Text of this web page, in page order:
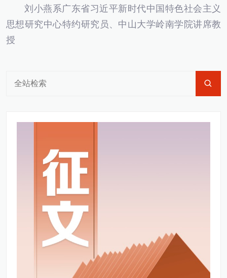
刘小燕系广东省习近平新时代中国特色社会主义
思想研究中心特约研究员、中山大学岭南学院讲席教
授